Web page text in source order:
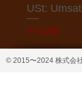
USt:
価格
￥4,368
© 2015〜2024 株式会